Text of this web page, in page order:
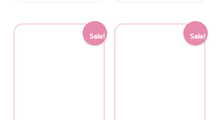
Sale!
Original
Current
price
is:
Sale!
Original
price
is: